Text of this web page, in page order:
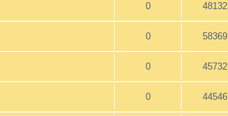
0 48132
0 58369
0 45732
0 44546